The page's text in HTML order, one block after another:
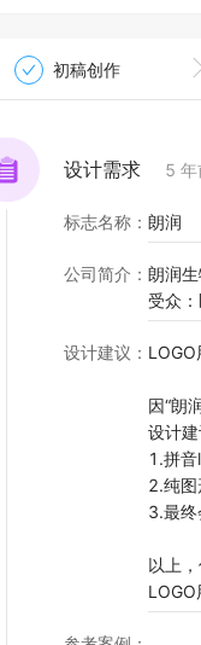
初稿创作
设计需求 5 年
标志名称 ： 朗润
公司简介 ： 朗润
受众
设计建议 ： LOGO
因“朗
设计建
1.拼
2.纯
3.最
以上
LOGO